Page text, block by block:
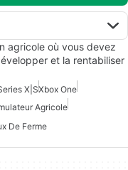
agricole où vous devez
et la rentabiliser
X|SXbox One
Agricole
De Ferme